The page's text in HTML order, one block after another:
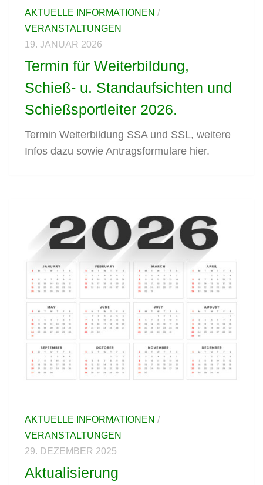
AKTUELLE INFORMATIONEN /
VERANSTALTUNGEN
19. JANUAR 2026
Termin für Weiterbildung,
Schieß- u. Standaufsichten und
Schießsportleiter 2026.
Termin Weiterbildung SSA und SSL, weitere
Infos dazu sowie Antragsformulare hier.
AKTUELLE INFORMATIONEN /
VERANSTALTUNGEN
29. DEZEMBER 2025
Aktualisierung